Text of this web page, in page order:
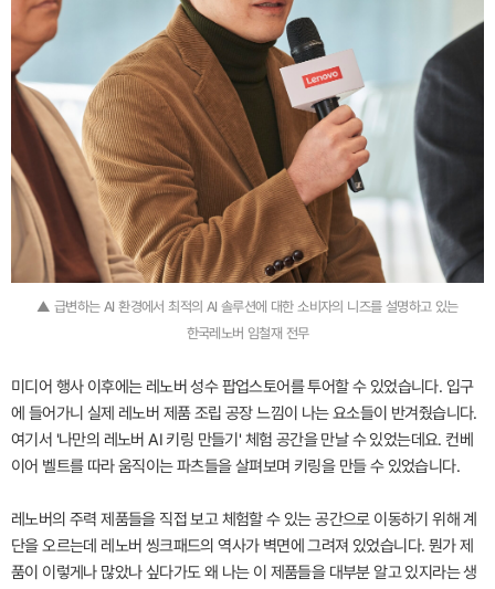
▲ 급변하는 AI 환경에서 최적의 AI 솔루션에 대한 소비자의 니즈를 설명하고 있는
한국레노버 임철재 전무
미디어 행사 이후에는 레노버 성수 팝업스토어를 투어할 수 있었습니다. 입구
에 들어가니 실제 레노버 제품 조립 공장 느낌이 나는 요소들이 반겨줬습니다.
여기서 '나만의 레노버 AI 키링 만들기' 체험 공간을 만날 수 있었는데요. 컨베
이어 벨트를 따라 움직이는 파츠들을 살펴보며 키링을 만들 수 있었습니다.
레노버의 주력 제품들을 직접 보고 체험할 수 있는 공간으로 이동하기 위해 계
단을 오르는데 레노버 씽크패드의 역사가 벽면에 그려져 있었습니다. 뭔가 제
품이 이렇게나 많았나 싶다가도 왜 나는 이 제품들을 대부분 알고 있지라는 생